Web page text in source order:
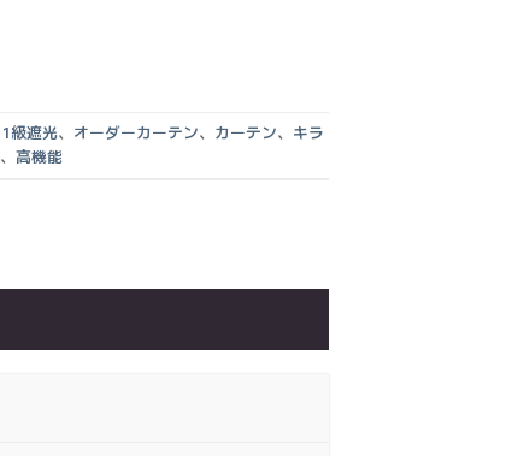
1級遮光、 オーダーカーテン、 カーテン、 キラ
、 高機能